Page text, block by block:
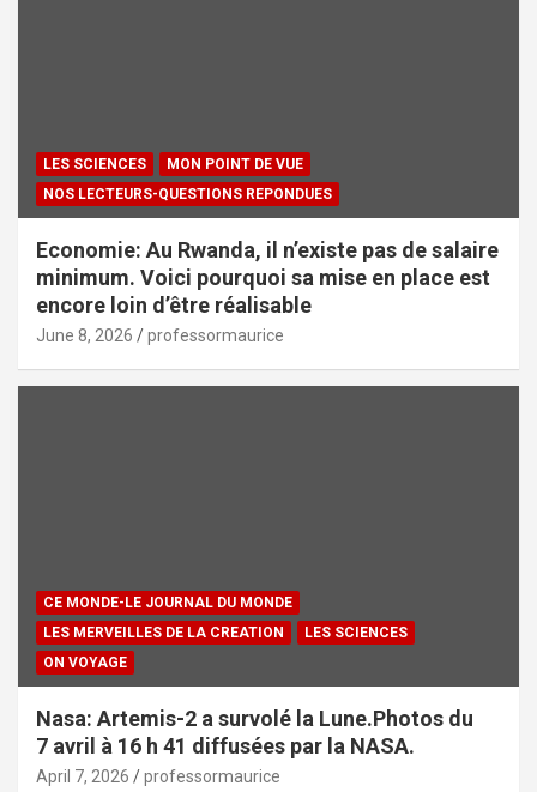
LES SCIENCES
MON POINT DE VUE
NOS LECTEURS-QUESTIONS REPONDUES
Economie: Au Rwanda, il n’existe pas de salaire
minimum. Voici pourquoi sa mise en place est
encore loin d’être réalisable
June 8, 2026 professormaurice
CE MONDE-LE JOURNAL DU MONDE
LES MERVEILLES DE LA CREATION
LES SCIENCES
ON VOYAGE
Nasa: Artemis-2 a survolé la Lune.Photos du
7 avril à 16 h 41 diffusées par la NASA.
April 7, 2026 professormaurice